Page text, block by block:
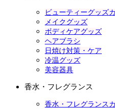
ビューティーグッズ
メイクグッズ
ボディケアグッズ
ヘアブラシ
日焼け対策・ケア
冷温グッズ
美容器具
香水・フレグランス
香水・フレグランス